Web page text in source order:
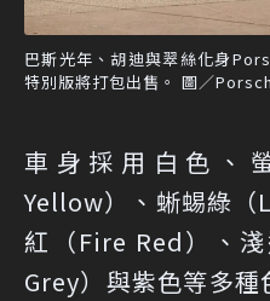
巴斯光年、胡迪與翠絲化身
特別版將打包出售。 圖／
車身採用白色、
Yellow）、蜥蜴綠
紅（Fire Red）、
Grey）與紫色等多